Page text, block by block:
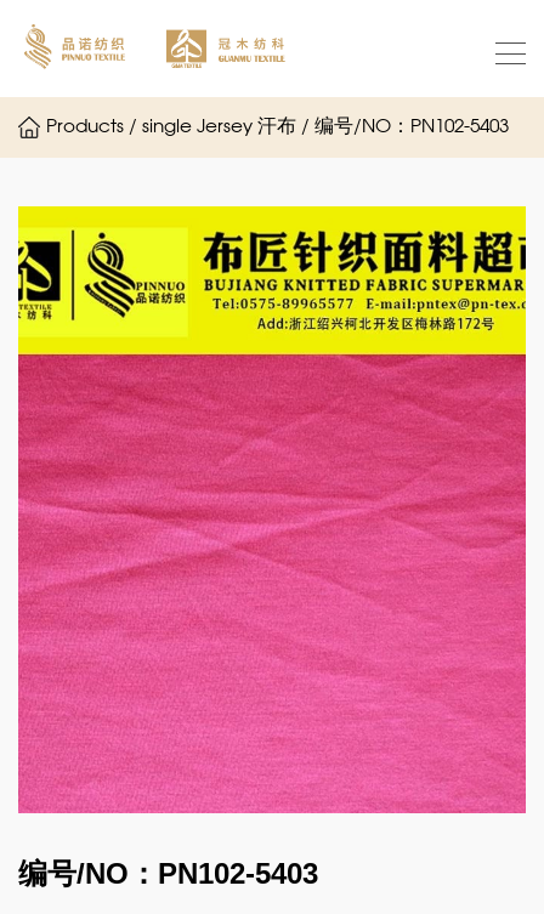
Products / single Jersey 汗布 / 编号/NO：PN102-5403
编号/NO：PN102-5403